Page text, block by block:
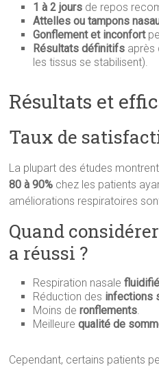
1 à 2 jours de repos
Attelles ou tampons
Gonflement et inconfort
Résultats définitifs après
les tissus se stabilisent).
Résultats et
Taux de
La plupart des études
80 à 90% chez les patients
améliorations respiratoires
Quand
a réussi ?
Respiration nasale
Réduction des infections
Moins deronflements.
Meilleurequalité de
Cependant, certains patients